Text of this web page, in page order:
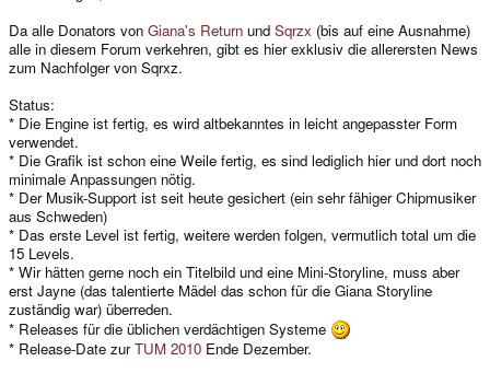
Da alle Donators von Giana's Return und Sqrzx (bis auf eine Ausnahme)
alle in diesem Forum verkehren, gibt es hier exklusiv die allerersten News
zum Nachfolger von Sqrxz.
Status:
* Die Engine ist fertig, es wird altbekanntes in leicht angepasster Form
verwendet.
* Die Grafik ist schon eine Weile fertig, es sind lediglich hier und dort noch
minimale Anpassungen nötig.
* Der Musik-Support ist seit heute gesichert (ein sehr fähiger Chipmusiker
aus Schweden)
* Das erste Level ist fertig, weitere werden folgen, vermutlich total um die
15 Levels.
* Wir hätten gerne noch ein Titelbild und eine Mini-Storyline, muss aber
erst Jayne (das talentierte Mädel das schon für die Giana Storyline
zuständig war) überreden.
* Releases für die üblichen verdächtigen Systeme
* Release-Date zurTUM 2010 Ende Dezember.